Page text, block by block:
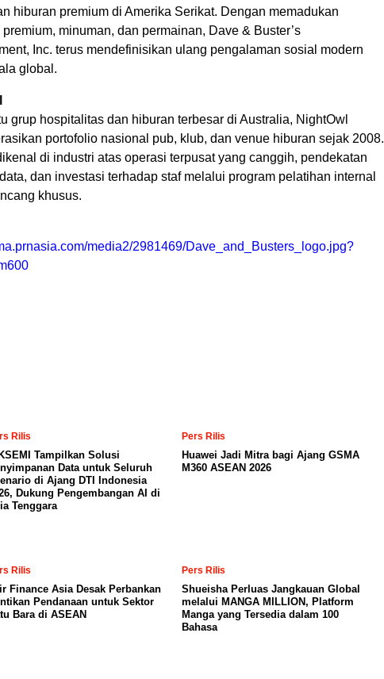
hiburan premium di Amerika Serikat. Dengan memadukan
minuman, dan permainan, Dave & Buster’s
Inc. terus mendefinisikan ulang pengalaman sosial modern
global.
grup hospitalitas dan hiburan terbesar di Australia, NightOwl
portofolio nasional pub, klub, dan venue hiburan sejak 2008.
di industri atas operasi terpusat yang canggih, pendekatan
dan investasi terhadap staf melalui program pelatihan internal
khusus.
media2/2981469/Dave_and_Busters_logo.jpg?
Rilis
Tampilkan Solusi
Data untuk Seluruh
di Ajang DTI Indonesia
Dukung Pengembangan AI di
Tenggara
Pers Rilis
Huawei Jadi Mitra bagi Ajang GSMA
M360 ASEAN 2026
Rilis
Finance Asia Desak Perbankan
Pendanaan untuk Sektor
Bara di ASEAN
Pers Rilis
Shueisha Perluas Jangkauan Global
melalui MANGA MILLION, Platform
Manga yang Tersedia dalam 100
Bahasa